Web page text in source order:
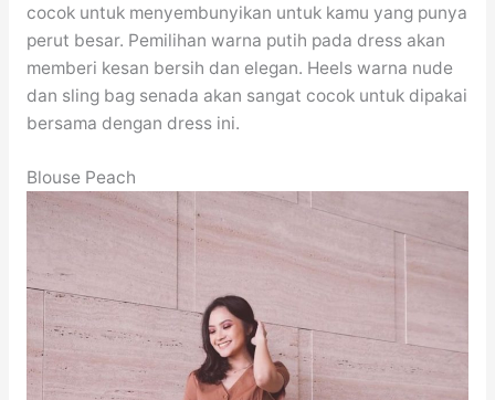
cocok untuk menyembunyikan untuk kamu yang punya
perut besar. Pemilihan warna putih pada dress akan
memberi kesan bersih dan elegan. Heels warna nude
dan sling bag senada akan sangat cocok untuk dipakai
bersama dengan dress ini.
Blouse Peach